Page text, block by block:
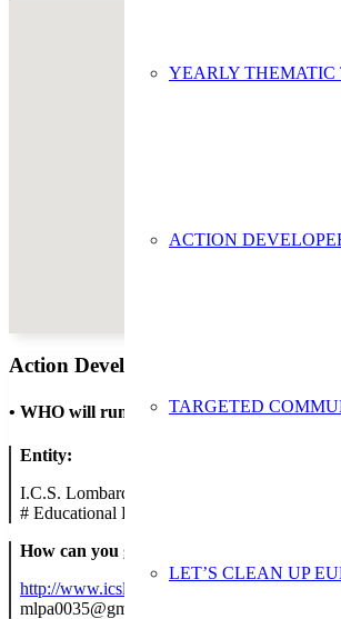
YEARLY THEMATIC
ACTION
TARGETED
LET’S CLEAN UP
Action Developer
• WHO will run the show
Entity:
I.C.S. Lombardo Radice di Palermo
# Educational Establishment
How can you get in contact:
http://www.icslombardoradice.edu.it/index.php
mlpa0035@gmail.com ( Referente